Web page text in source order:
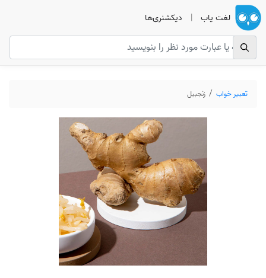
لغت یاب | دیکشنری‌ها
تعبیر خواب زنجبیل